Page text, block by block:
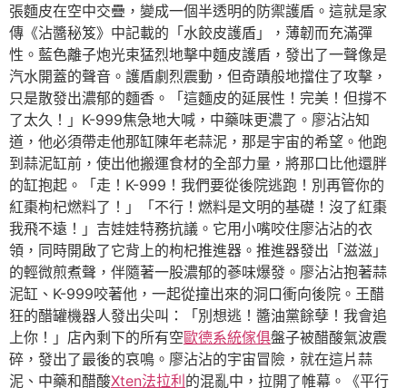
張麵皮在空中交疊，變成一個半透明的防禦護盾。這就是家
傳《沾醬秘笈》中記載的「水餃皮護盾」，薄韌而充滿彈
性。藍色離子炮光束猛烈地擊中麵皮護盾，發出了一聲像是
汽水開蓋的聲音。護盾劇烈震動，但奇蹟般地擋住了攻擊，
只是散發出濃郁的麵香。「這麵皮的延展性！完美！但撐不
了太久！」K-999焦急地大喊，中藥味更濃了。廖沾沾知
道，他必須帶走他那缸陳年老蒜泥，那是宇宙的希望。他跑
到蒜泥缸前，使出他搬運食材的全部力量，將那口比他還胖
的缸抱起。「走！K-999！我們要從後院逃跑！別再管你的
紅棗枸杞燃料了！」「不行！燃料是文明的基礎！沒了紅棗
我飛不遠！」吉娃娃特務抗議。它用小嘴咬住廖沾沾的衣
領，同時開啟了它背上的枸杞推進器。推進器發出「滋滋」
的輕微煎煮聲，伴隨著一股濃郁的蔘味爆發。廖沾沾抱著蒜
泥缸、K-999咬著他，一起從撞出來的洞口衝向後院。王醋
狂的醋罐機器人發出尖叫：「別想逃！醬油黨餘孽！我會追
上你！」店內剩下的所有空歐德系統傢俱盤子被醋酸氣波震
碎，發出了最後的哀鳴。廖沾沾的宇宙冒險，就在這片蒜
泥、中藥和醋酸Xten法拉利 的混亂中，拉開了帷幕。《平行